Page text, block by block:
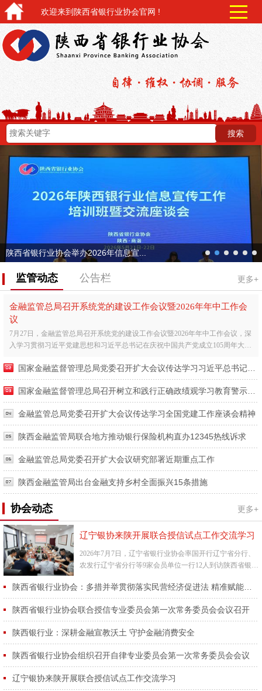
欢迎来到陕西省银行业协会官网 !
next
陕西省银行业协会举办2026年信息宣...
监管动态 公告栏 更多+
金融监管总局召开系统党的建设工作会议暨2026年年中工作会
议
7月27日，金融监管总局召开系统党的建设工作会议暨2026年年中工作会议，深
入学习贯彻习近平党建思想和习近平总书记在庆祝中国共产党成立105周年大会
金融监管总局党委召开扩大会议传达学习全国党建工作座谈会精神
陕西金融监管局联合地方推动银行保险机构直办12345热线诉求
金融监管总局党委召开扩大会议研究部署近期重点工作
陕西金融监管局出台金融支持乡村全面振兴15条措施
协会动态 更多+
辽宁银协来陕开展联合授信试点工作交流学习
2026年7月7日，辽宁省银行业协会率国开行辽宁省分行、
农发行辽宁省分行等9家会员单位一行12人到访陕西省银行
行业协...
陕西省银行业协会联合授信专业委员会第一次常务委员会会议召开
陕西银行业：深耕金融宣教沃土 守护金融消费安全
陕西省银行业协会组织召开自律专业委员会第一次常务委员会会议
辽宁银协来陕开展联合授信试点工作交流学习